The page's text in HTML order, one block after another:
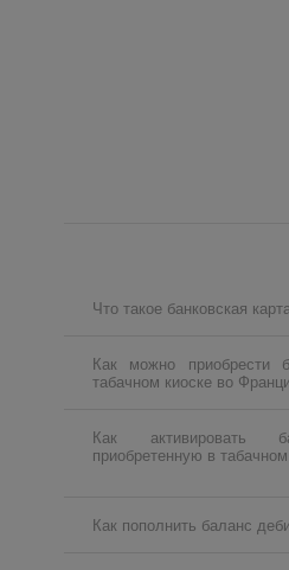
Что такое банковская
Как можно приобрести
табачном киоске во
Как активировать
приобретенную в
Как пополнить баланс